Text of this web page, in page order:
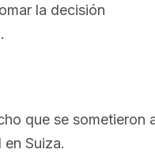
la decisión
que se sometieron
en Suiza.